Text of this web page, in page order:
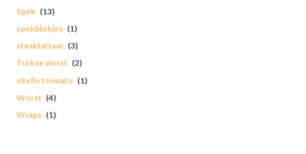
Spek (13)
spekblokjes (1)
steaktartaar (3)
Turkse worst (2)
vitello tonnato (1)
Worst (4)
Wraps (1)